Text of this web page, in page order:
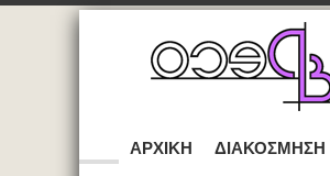
ΑΡΧΙΚΉ ΔΙΑΚΌΣΜΗΣΗ